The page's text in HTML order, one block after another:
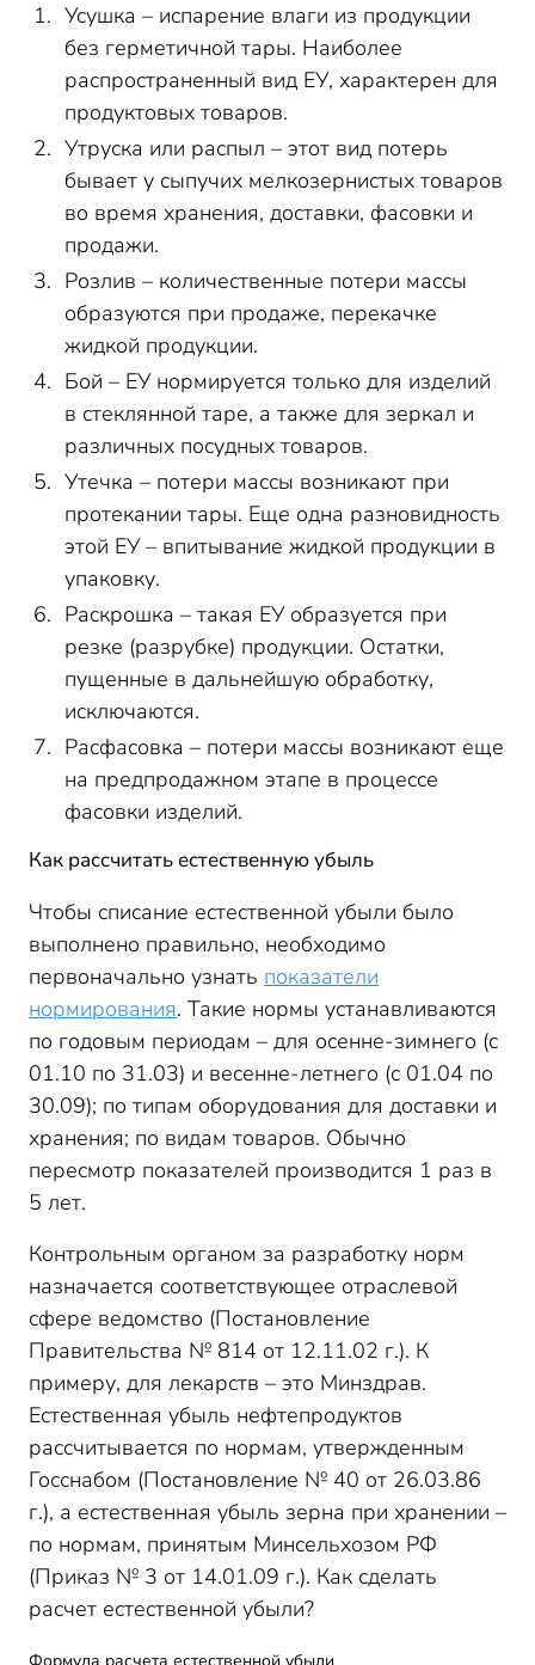
Усушка – испарение влаги из продукции
без герметичной тары. Наиболее
распространенный вид ЕУ, характерен для
продуктовых товаров.
Утруска или распыл – этот вид потерь
бывает у сыпучих мелкозернистых товаров
во время хранения, доставки, фасовки и
продажи.
Розлив – количественные потери массы
образуются при продаже, перекачке
жидкой продукции.
Бой – ЕУ нормируется только для изделий
в стеклянной таре, а также для зеркал и
различных посудных товаров.
Утечка – потери массы возникают при
протекании тары. Еще одна разновидность
этой ЕУ – впитывание жидкой продукции в
упаковку.
Раскрошка – такая ЕУ образуется при
резке (разрубке) продукции. Остатки,
пущенные в дальнейшую обработку,
исключаются.
Расфасовка – потери массы возникают еще
на предпродажном этапе в процессе
фасовки изделий.
Как рассчитать естественную убыль
Чтобы списание естественной убыли было
выполнено правильно, необходимо
первоначально узнать показатели
нормирования. Такие нормы устанавливаются
по годовым периодам – для осенне-зимнего (с
01.10 по 31.03) и весенне-летнего (с 01.04 по
30.09); по типам оборудования для доставки и
хранения; по видам товаров. Обычно
пересмотр показателей производится 1 раз в
5 лет.
Контрольным органом за разработку норм
назначается соответствующее отраслевой
сфере ведомство (Постановление
Правительства № 814 от 12.11.02 г.). К
примеру, для лекарств – это Минздрав.
Естественная убыль нефтепродуктов
рассчитывается по нормам, утвержденным
Госснабом (Постановление № 40 от 26.03.86
г.), а естественная убыль зерна при хранении –
по нормам, принятым Минсельхозом РФ
(Приказ № 3 от 14.01.09 г.). Как сделать
расчет естественной убыли?